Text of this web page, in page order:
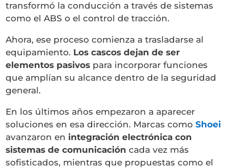
transformó la conducción a través de sistemas
como el ABS o el control de tracción.
Ahora, ese proceso comienza a trasladarse al
equipamiento. Los cascos dejan de ser
elementos pasivos para incorporar funciones
que amplían su alcance dentro de la seguridad
general.
En los últimos años empezaron a aparecer
soluciones en esa dirección. Marcas comoShoei
avanzaron en integración electrónica con
sistemas de comunicación cada vez más
sofisticados, mientras que propuestas como el